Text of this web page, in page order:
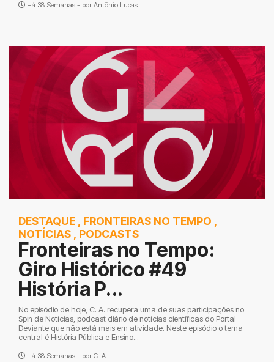
Há 38 Semanas - por Antônio Lucas
DESTAQUE , FRONTEIRAS NO TEMPO ,
NOTÍCIAS , PODCASTS
Fronteiras no Tempo:
Giro Histórico #49
História P...
No episódio de hoje, C. A. recupera uma de suas participações no
Spin de Notícias, podcast diário de notícias científicas do Portal
Deviante que não está mais em atividade. Neste episódio o tema
central é História Pública e Ensino...
Há 38 Semanas - por C. A.